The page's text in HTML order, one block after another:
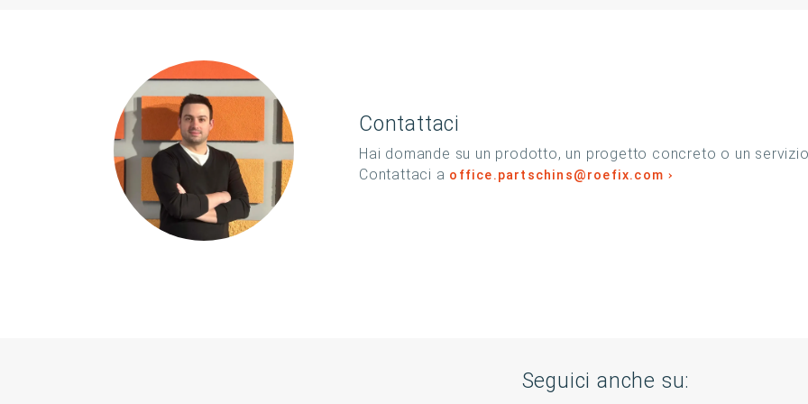
Contattaci
Hai domande su un prodotto, un progetto concreto o un
Contattaci a office.partschins@roefix.com
Seguici anche su: